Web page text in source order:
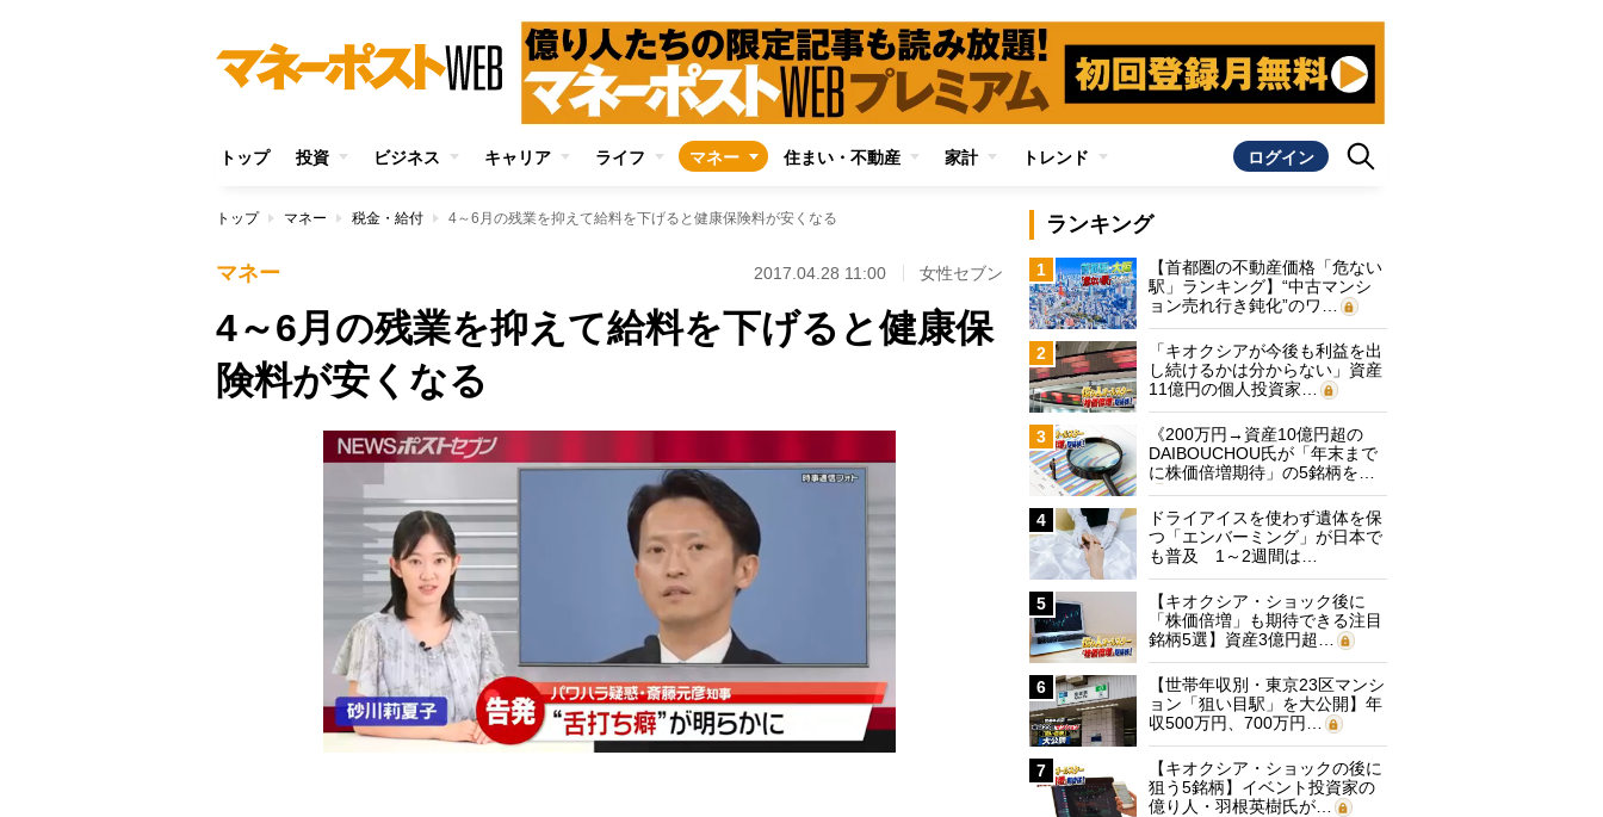
トップ 投資 ビジネス キャリア ライフ マネー 住まい・不動産 家計 トレンド ログイン
トップ マネー 税金・給付 4～6月の残業を抑えて給料を下げると健康保険料が安くなる
マネー 2017.04.28 11:00 女性セブン
4～6月の残業を抑えて給料を下げると健康保
険料が安くなる
ランキング
1
【首都圏の不動産価格「危ない
駅」ランキング】“中古マンシ
ョン売れ行き鈍化”のワ…
2
「キオクシアが今後も利益を出
し続けるかは分からない」資産
11億円の個人投資家…
3
《200万円→資産10億円超の
DAIBOUCHOU氏が「年末まで
に株価倍増期待」の5銘柄を…
4
ドライアイスを使わず遺体を保
つ「エンバーミング」が日本で
も普及 1～2週間は…
5
【キオクシア・ショック後に
「株価倍増」も期待できる注目
銘柄5選】資産3億円超…
6
【世帯年収別・東京23区マンシ
ョン「狙い目駅」を大公開】年
収500万円、700万円…
7
【キオクシア・ショックの後に
狙う5銘柄】イベント投資家の
億り人・羽根英樹氏が…